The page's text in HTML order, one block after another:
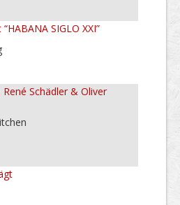
SIGLO XXI”
Schädler & Oliver